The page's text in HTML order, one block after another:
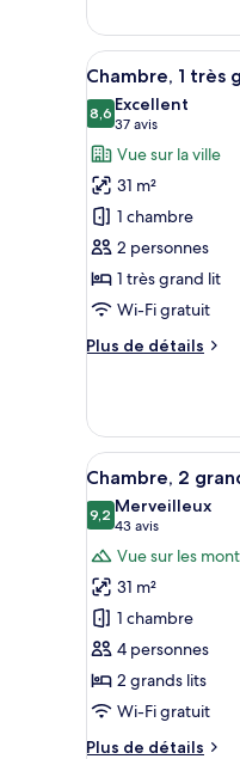
très
grand
lit
le
type
de
chambre
Chambre
Deluxe,
très
grand
lit
Afficher
toutes
les
photos
pour
ce
type
de
chambre :
Chambre,
1
lit,
vue
ville
4
Chambre, 1 très
8,68,6 sur 10
Excellent
37 avis
(37 avis)
Vue sur la ville
31 m²
1 chambre
2 personnes
1 très grand lit
Wi-Fi gratuit
Plus de détails
Plus
le
type
de
chambre
Chambre,
très
grand
lit,
vue
ville
Afficher
toutes
les
photos
pour
ce
type
de
chambre :
Chambre,
2
2
Chambre, 2
9,29,2 sur 10
Merveilleux
43 avis
(43 avis)
Vue sur les
31 m²
1 chambre
4 personnes
2 grands lits
Wi-Fi gratuit
Plus de détails
Plus